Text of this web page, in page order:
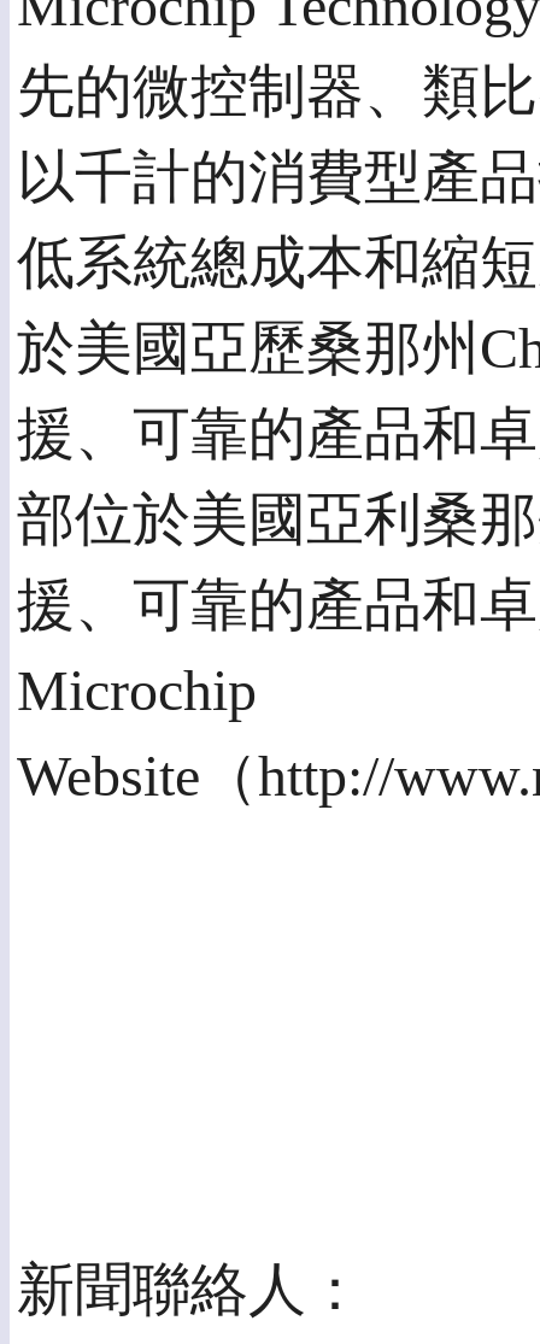
先的微控制器、類
以千計的消費型產
低系統總成本和縮
於美國亞歷桑那州
援、可靠的產品和
部位於美國亞利桑
援、可靠的產品和
Microchip
Website（http://
新聞聯絡人：